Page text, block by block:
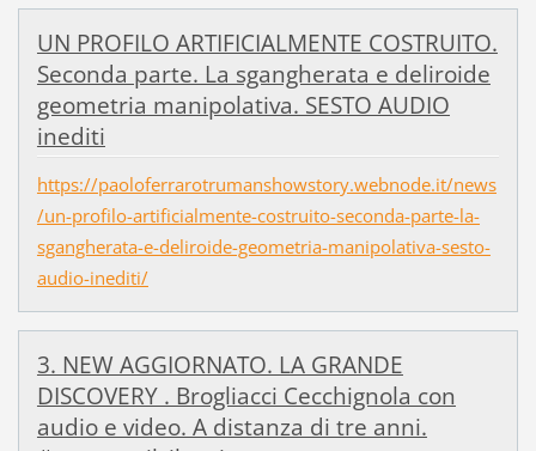
UN PROFILO ARTIFICIALMENTE COSTRUITO.
Seconda parte. La sgangherata e deliroide
geometria manipolativa. SESTO AUDIO
inediti
https://paoloferrarotrumanshowstory.webnode.it/news
/un-profilo-artificialmente-costruito-seconda-parte-la-
sgangherata-e-deliroide-geometria-manipolativa-sesto-
audio-inediti/
‪3‬. NEW AGGIORNATO. LA GRANDE
DISCOVERY . Brogliacci Cecchignola con
audio e video. A distanza di tre anni.